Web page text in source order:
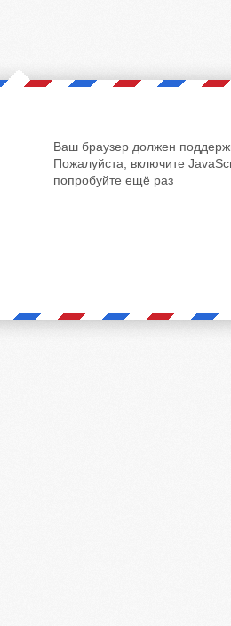
Ваш браузер должен
Пожалуйста, включите
попробуйте ещё раз